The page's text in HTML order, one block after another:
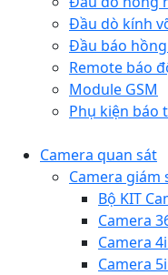
Đầu dò kính
Đầu báo
Remote báo
Module GSM
Phụ kiện báo
Camera quan sát
Camera giám
Bộ KIT
Camera
Camera
Camera